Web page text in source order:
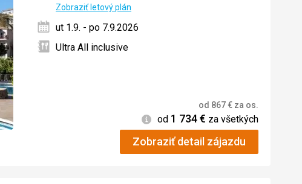
Zobraziť letový plán
ut 1.9. - po 7.9.2026
Ultra All inclusive
od 867€ za os.
Informácie
od 1 734€ za všetkých
Zobraziť detail zájazdu